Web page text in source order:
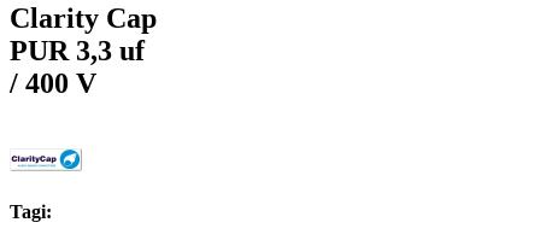
Clarity Cap
PUR 3,3 uf
/ 400 V
Tagi: